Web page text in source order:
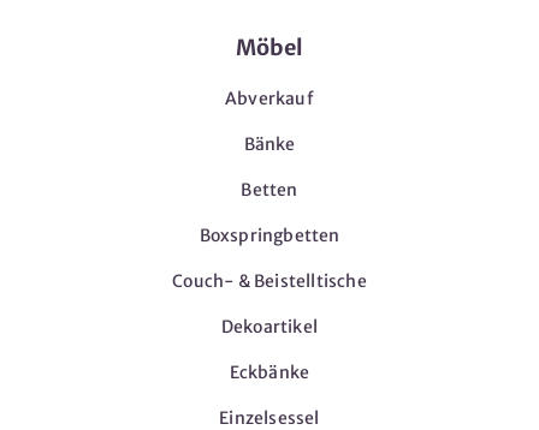
Möbel
Abverkauf
Bänke
Betten
Boxspringbetten
Couch- & Beistelltische
Dekoartikel
Eckbänke
Einzelsessel